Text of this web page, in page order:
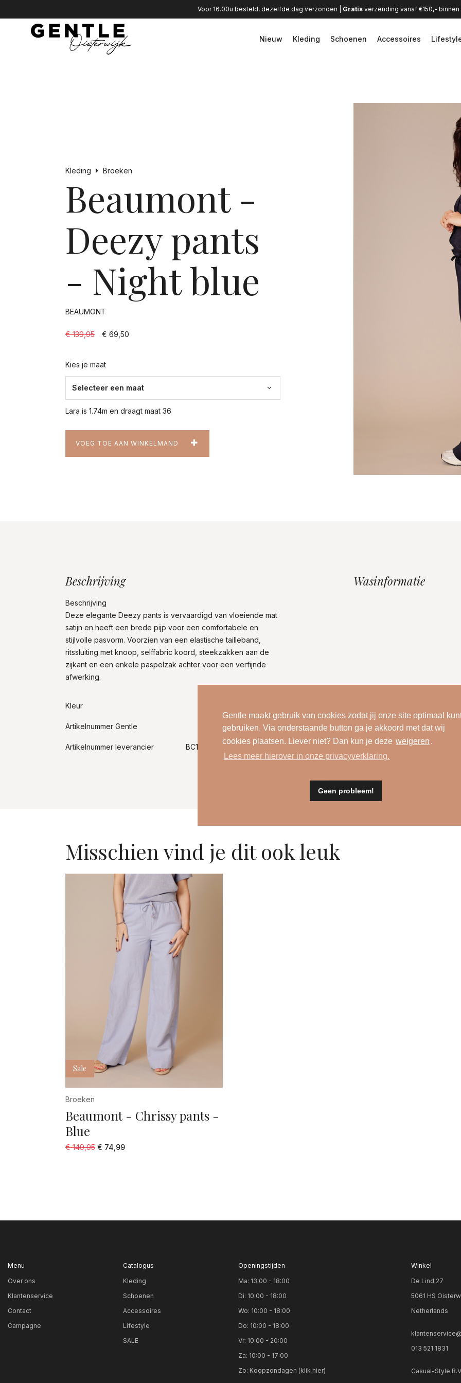
Gentle maakt gebruik van cookies zodat jij onze site optimaal
gebruiken. Via onderstaande button ga je akkoord met dat wij
cookies plaatsen. Liever niet? Dan kun je deze weigeren .
Lees meer hierover in onze privacyverklaring.
Geen probleem!
Voor 16.00u besteld, dezelfde dag verzonden | Gratisverzending vanaf €150,-
Nieuw Kleding Schoenen Accessoires
Kleding Broeken
Beaumont -
Deezy pants
- Night blue
BEAUMONT
€ 139,95 € 69,50
Kies je maat
Lara is 1.74m en draagt maat 36
VOEG TOE AAN WINKELMAND
Beschrijving
Beschrijving
Deze elegante Deezy pants is vervaardigd van vloeiende mat
satijn en heeft een brede pijp voor een comfortabele en
stijlvolle pasvorm. Voorzien van een elastische tailleband,
ritssluiting met knoop, selffabric koord, steekzakken aan de
zijkant en een enkele paspelzak achter voor een verfijnde
afwerking.
Kleur
Artikelnummer Gentle 91998
Artikelnummer leverancier BC13371261 5980 night blue
Wasinformatie
Misschien vind je dit ook leuk
Sale
Broeken
Beaumont - Chrissy pants -
Blue
€ 149,95 € 74,99
Menu
Over ons
Klantenservice
Contact
Campagne
Catalogus
Kleding
Schoenen
Accessoires
Lifestyle
SALE
Openingstijden
Ma: 13:00 - 18:00
Di: 10:00 - 18:00
Wo: 10:00 - 18:00
Do: 10:00 - 18:00
Vr: 10:00 - 20:00
Za: 10:00 - 17:00
Zo: Koopzondagen (klik hier)
Winkel
De Lind 27
5061 HS
Netherlands
013 521 1831
Casual-Style B.V